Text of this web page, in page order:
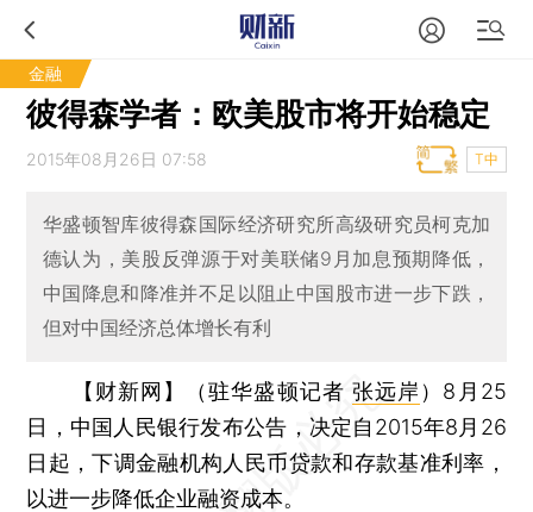
金融
彼得森学者：欧美股市将开始稳定
2015年08月26日 07:58 T中
华盛顿智库彼得森国际经济研究所高级研究员柯克加
德认为，美股反弹源于对美联储9月加息预期降低，
中国降息和降准并不足以阻止中国股市进一步下跌，
但对中国经济总体增长有利
【财新网】（驻华盛顿记者 张远岸 ） 8月25
日，中国人民银行发布公告，决定自2015年8月26
日起，下调金融机构人民币贷款和存款基准利率，
以进一步降低企业融资成本。